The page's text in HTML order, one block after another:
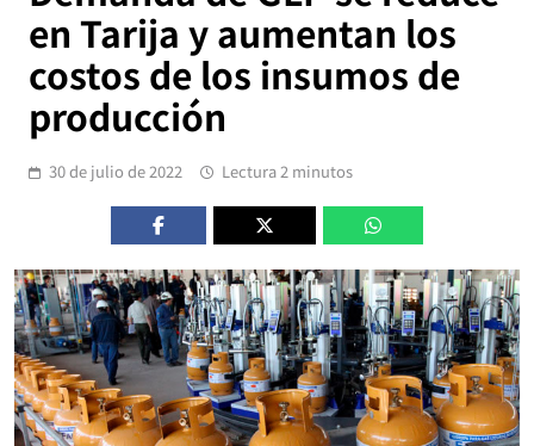
en Tarija y aumentan los
costos de los insumos de
producción
30 de julio de 2022 Lectura 2 minutos